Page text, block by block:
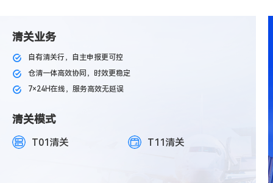
清关业务
自有清关行，自主申报更可控
仓清一体高效协同，时效更稳定
7×24H在线，服务高效无延误
清关模式
T01清关 T11清关